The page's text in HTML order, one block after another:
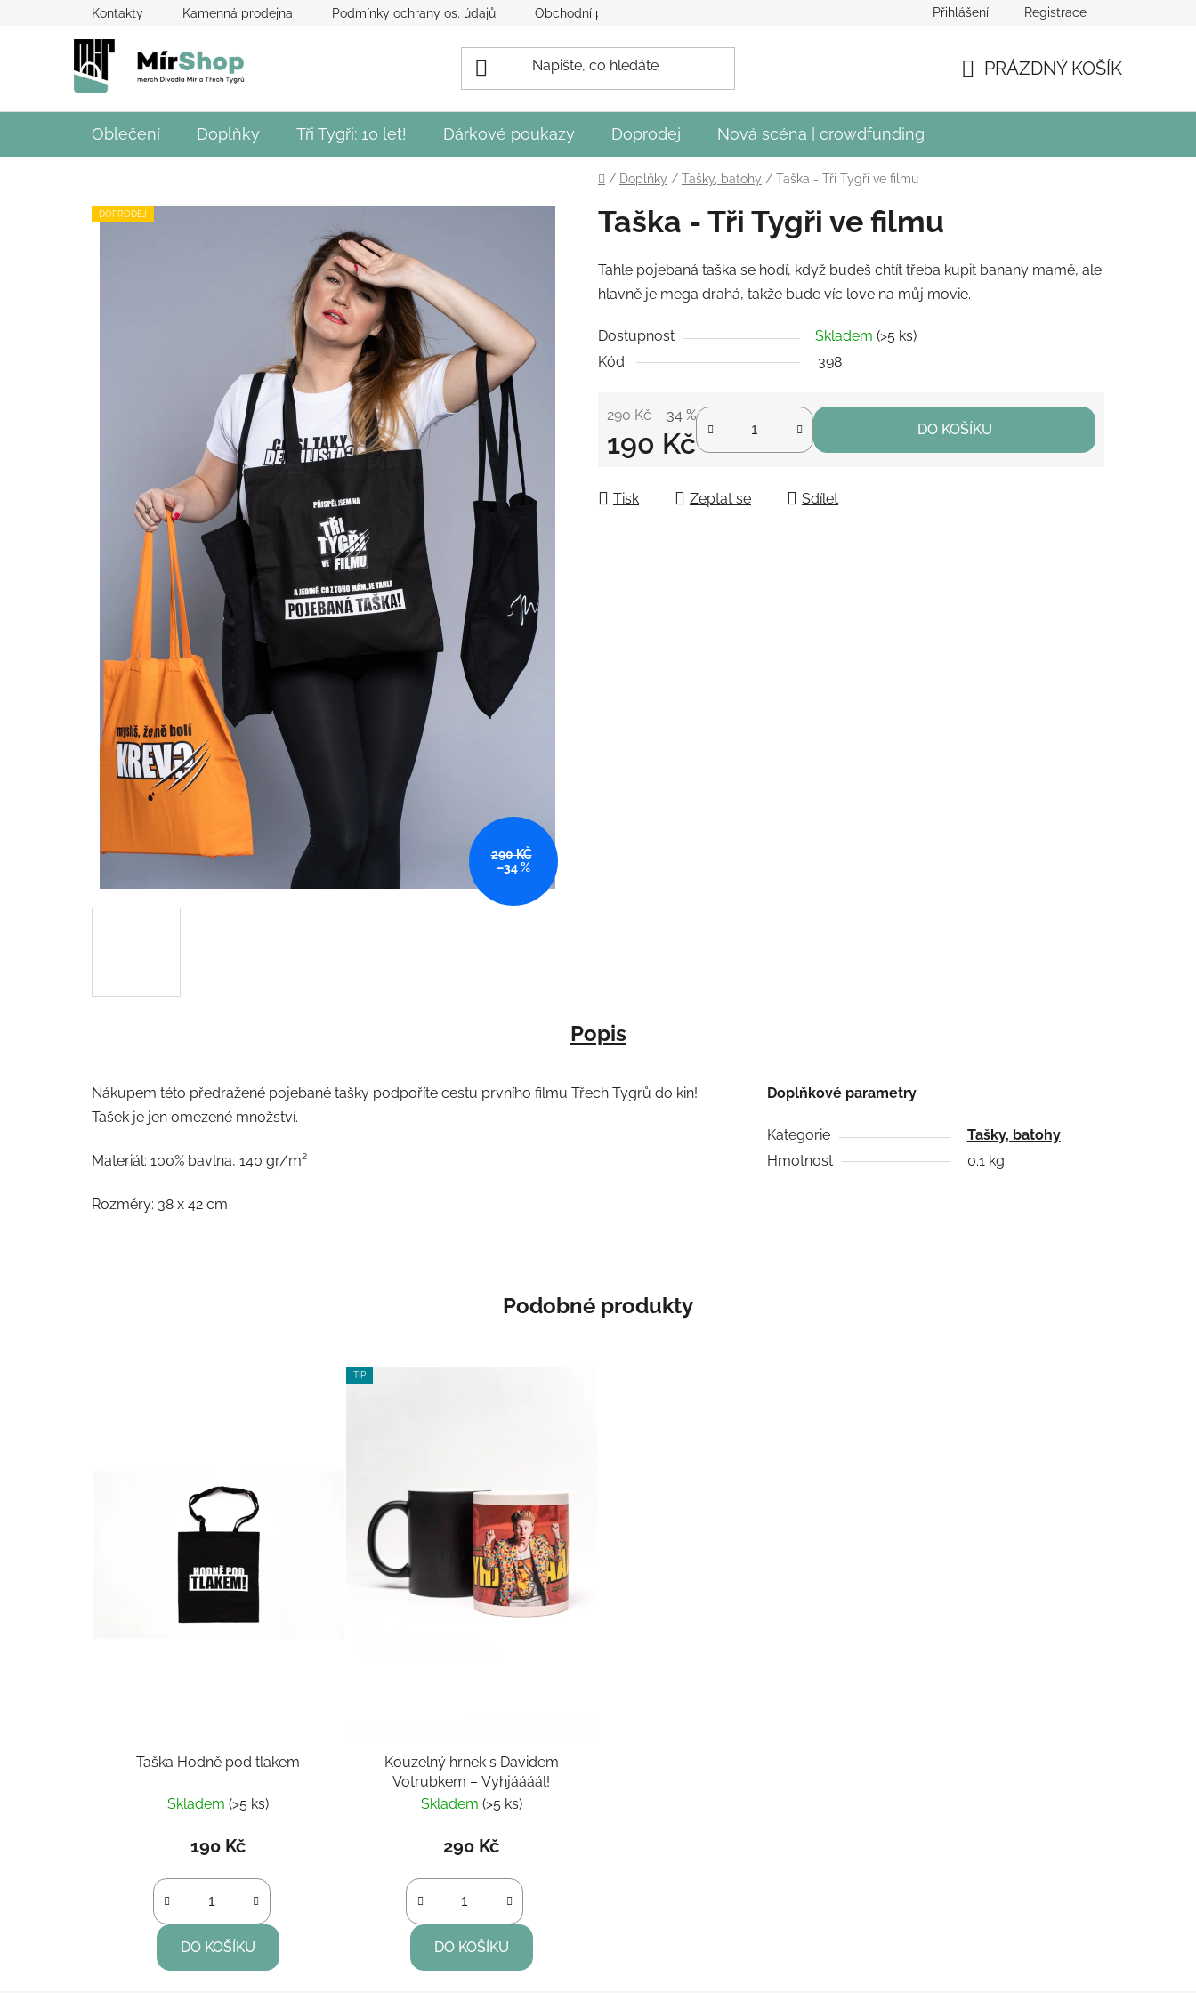
Kontakty Kamenná prodejna Podmínky ochrany os. údajů Obchodní podmínky Obecné podmínky crowdfundingu Divadla MírPřihlášení Registrace
PRÁZDNÝ KOŠÍK
Oblečení Doplňky Tři Tygři: 10 let! Dárkové poukazy Doprodej Nová scéna | crowdfunding
Domů
/ Doplňky / Tašky, batohy / Taška - Tři Tygři ve filmu
Taška - Tři Tygři ve filmu
Tahle pojebaná taška se hodí, když budeš chtít třeba kupit banany mamě, ale
hlavně je mega drahá, takže bude víc love na můj movie.
Dostupnost Skladem (>5 ks)
Kód:
398
290 Kč –34 %
190 Kč DO KOŠÍKU
Tisk Zeptat se Sdílet
DOPRODEJ
290 KČ
–34 %
Popis
Nákupem této předražené pojebané tašky podpoříte cestu prvního filmu Třech Tygrů do kin!
Tašek je jen omezené množství.
Materiál: 100% bavlna, 140 gr/m²
Rozměry: 38 x 42 cm
Doplňkové parametry
Kategorie
Tašky, batohy
Hmotnost
0.1 kg
Podobné produkty
Taška Hodně pod tlakem
Skladem(>5 ks)
190 Kč
DO KOŠÍKU
TIP
Kouzelný hrnek s Davidem
Votrubkem – Vyhjáááál!
Skladem (>5 ks)
290 Kč
DO KOŠÍKU